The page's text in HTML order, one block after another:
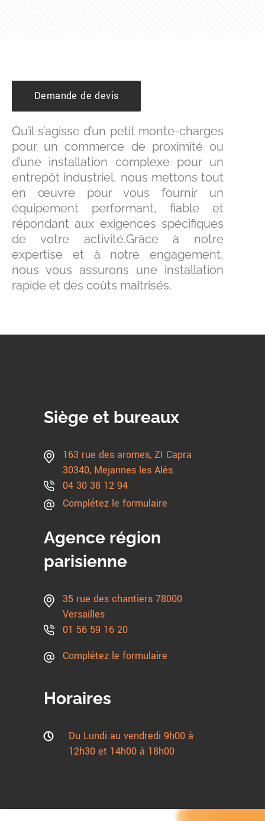
Demande de devis
Qu’il s’agisse d’un petit monte-charges
pour un commerce de proximité ou
d’une installation complexe pour un
entrepôt industriel, nous mettons tout
en œuvre pour vous fournir un
équipement performant, fiable et
répondant aux exigences spécifiques
de votre activité.Grâce à notre
expertise et à notre engagement,
nous vous assurons une installation
rapide et des coûts maîtrisés.
Siège et bureaux
163 rue des aromes, ZI Capra
30340, Mejannes les Alès.
04 30 38 12 94
Complétez le formulaire
Agence région
parisienne
35 rue des chantiers 78000
Versailles
01 56 59 16 20
Complétez le formulaire
Horaires
Du Lundi au vendredi 9h00 à
12h30 et 14h00 à 18h00